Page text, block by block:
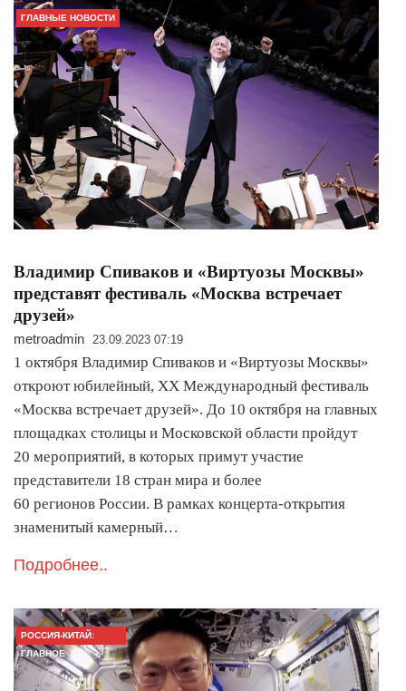
ГЛАВНЫЕ НОВОСТИ
Владимир Спиваков и «Виртуозы Москвы»
представят фестиваль «Москва встречает
друзей»
metroadmin 23.09.2023 07:19
1 октября Владимир Спиваков и «Виртуозы Москвы»
откроют юбилейный, ХХ Международный фестиваль
«Москва встречает друзей». До 10 октября на главных
площадках столицы и Московской области пройдут
20 мероприятий, в которых примут участие
представители 18 стран мира и более
60 регионов России. В рамках концерта-открытия
знаменитый камерный…
Подробнее..
РОССИЯ-КИТАЙ:
ГЛАВНОЕ